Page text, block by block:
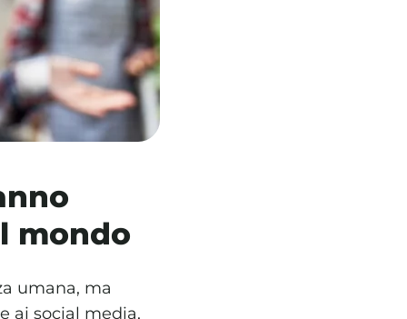
mondo
umana, ma
ai social media,